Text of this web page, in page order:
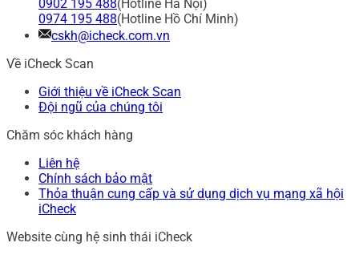
0902 195 488(Hotline Hà Nội)
0974 195 488(Hotline Hồ Chí Minh)
cskh@icheck.com.vn
Về iCheck Scan
Giới thiệu về iCheck Scan
Đội ngũ của chúng tôi
Chăm sóc khách hàng
Liên hệ
Chính sách bảo mật
Thỏa thuận cung cấp và sử dụng dịch vụ mạng xã hội
iCheck
Website cùng hệ sinh thái iCheck